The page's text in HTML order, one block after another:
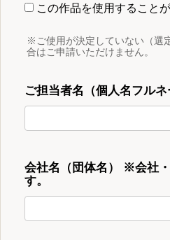
この作品を使用すること
※ご使用が決定していない（選
合はご申請いただけません。
ご担当者名（個人名フルネ
会社名（団体名） ※会社
す。